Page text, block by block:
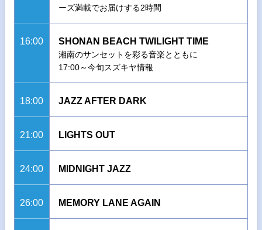
ーズ満載でお届けする2時間
16:00 SHONAN BEACH TWILIGHT TIME
湘南のサンセットを彩る音楽とともに
17:00～今旬スズキヤ情報
18:00 JAZZ AFTER DARK
21:00 LIGHTS OUT
24:00 MIDNIGHT JAZZ
26:00 MEMORY LANE AGAIN